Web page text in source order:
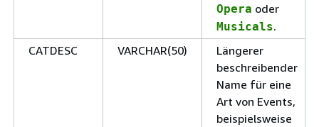
Opera oder
Musicals.
CATDESC
VARCHAR(50)
Längerer
beschreibender
Name für eine
Art von Events,
beispielsweise